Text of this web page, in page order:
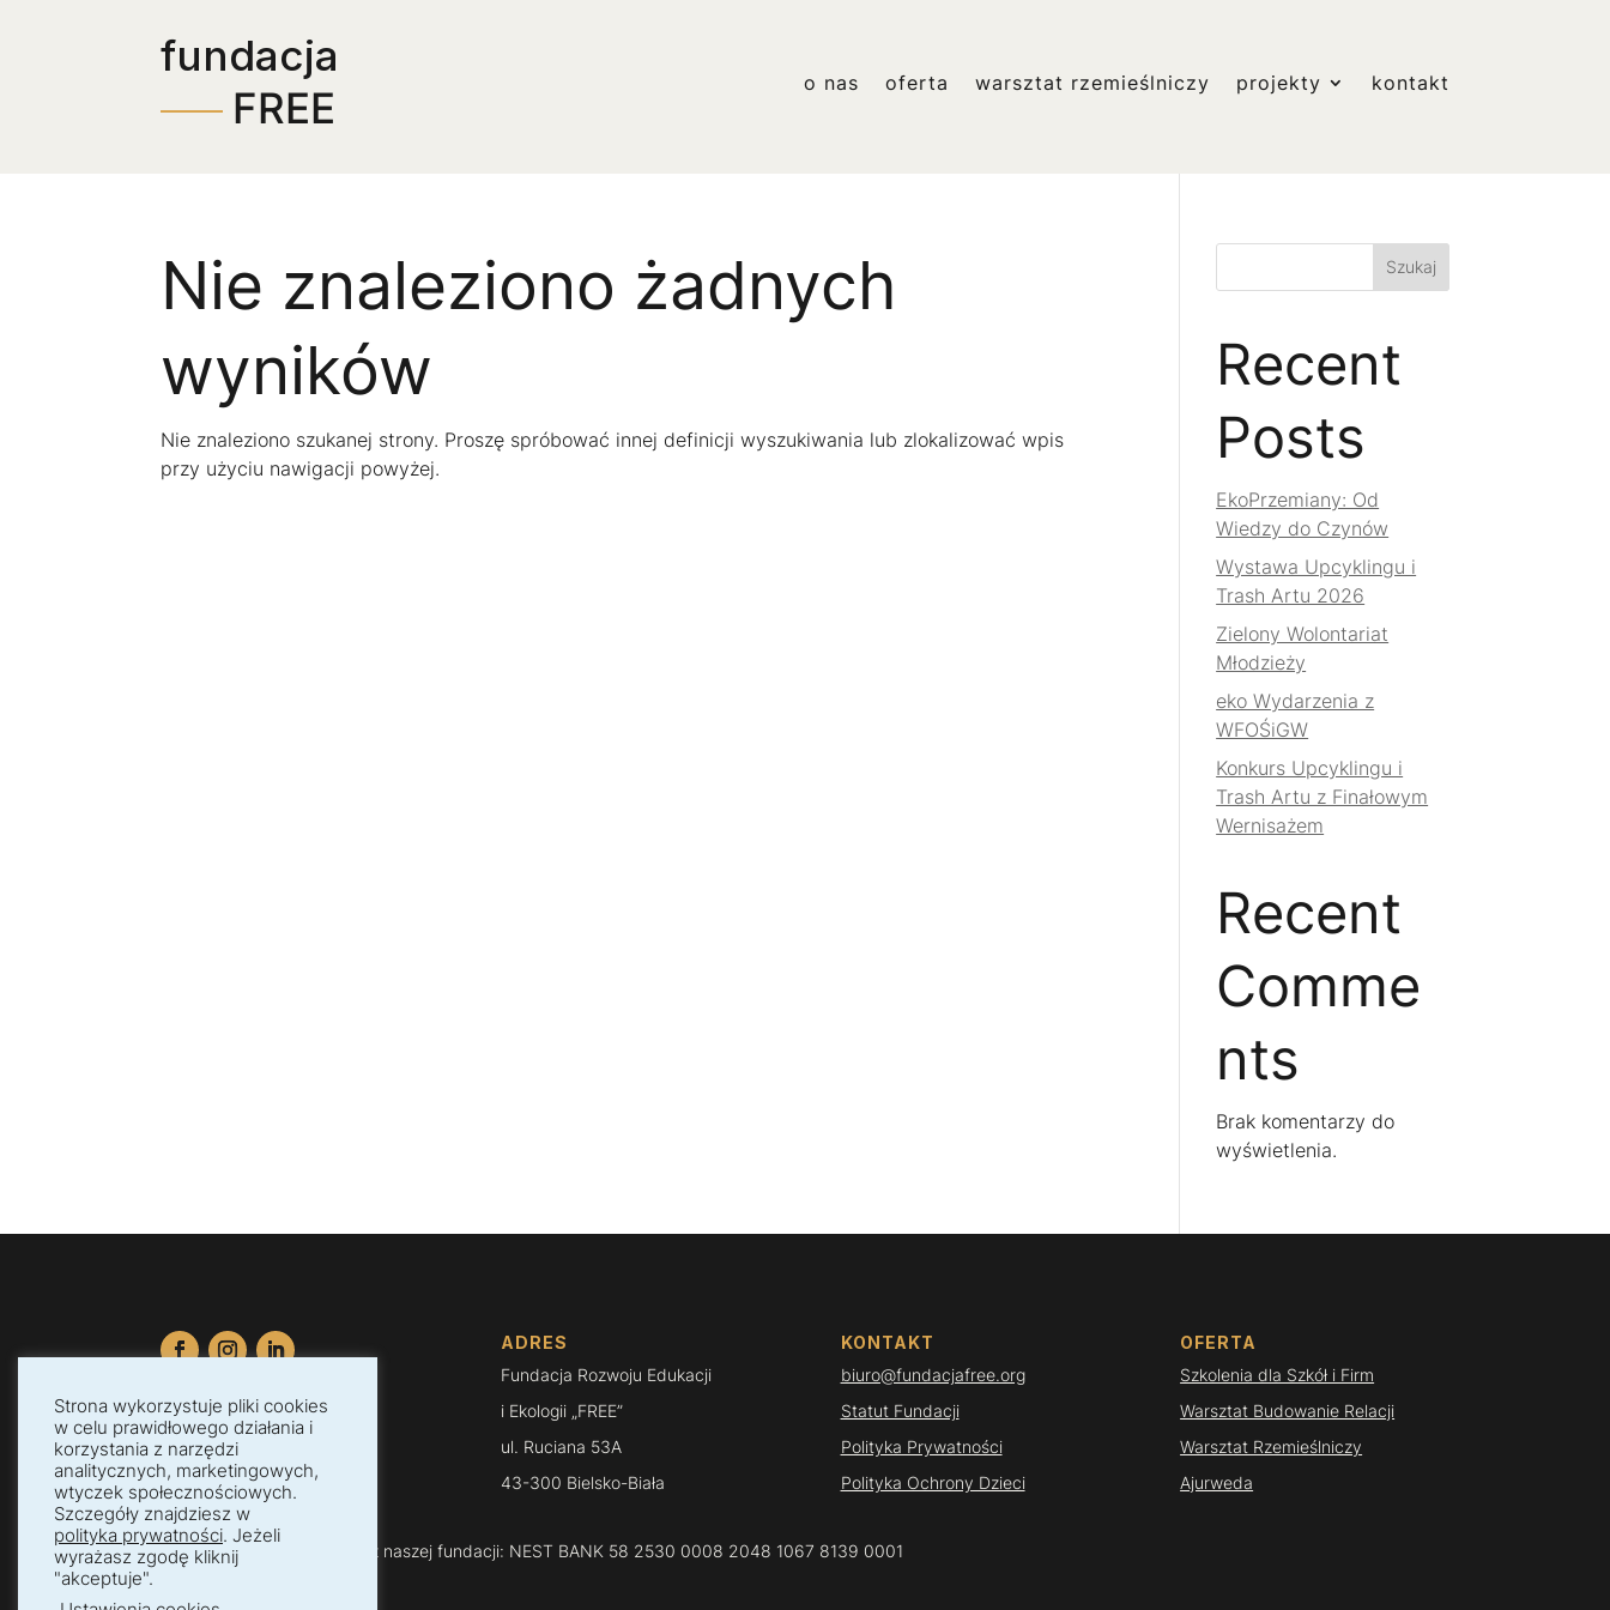
fundacja
FREE
o nas oferta warsztat rzemieślniczy projekty kontakt
Nie znaleziono żadnych
wyników
Nie znaleziono szukanej strony. Proszę spróbować innej definicji wyszukiwania lub zlokalizować wpis
przy użyciu nawigacji powyżej.
Szukaj
Recent
Posts
EkoPrzemiany: Od
Wiedzy do Czynów
Wystawa Upcyklingu i
Trash Artu 2026
Zielony Wolontariat
Młodzieży
eko Wydarzenia z
WFOŚiGW
Konkurs Upcyklingu i
Trash Artu z Finałowym
Wernisażem
Recent
Comme
nts
Brak komentarzy do
wyświetlenia.
NIP: PL5472219984
REGON: 386638545
KRS: 0000852561
ADRES
Fundacja Rozwoju Edukacji
i Ekologii „FREE”
ul. Ruciana 53A
43-300 Bielsko-Biała
KONTAKT
biuro@fundacjafree.org
Statut Fundacji
Polityka Prywatności
Polityka Ochrony Dzieci
OFERTA
Szkolenia dla Szkół i Firm
Warsztat Budowanie Relacji
Warsztat Rzemieślniczy
Ajurweda
Dokonaj darowizny na rzecz naszej fundacji: NEST BANK 58 2530 0008 2048 1067 8139 0001
Strona wykorzystuje pliki cookies
w celu prawidłowego działania i
korzystania z narzędzi
analitycznych, marketingowych,
wtyczek społecznościowych.
Szczegóły znajdziesz w
polityka prywatności. Jeżeli
wyrażasz zgodę kliknij
"akceptuje".